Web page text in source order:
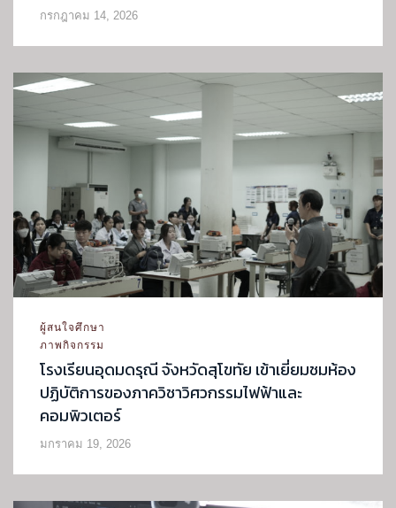
กรกฎาคม 14, 2026
ผู้สนใจศึกษา
ภาพกิจกรรม
โรงเรียนอุดมดรุณี จังหวัดสุโขทัย เข้าเยี่ยมชมห้อง
ปฏิบัติการของภาควิชาวิศวกรรมไฟฟ้าและ
คอมพิวเตอร์
มกราคม 19, 2026